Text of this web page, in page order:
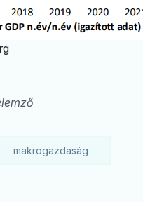
makrogazdaság